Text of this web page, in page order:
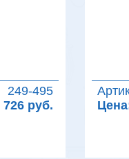
249-495
726 руб.